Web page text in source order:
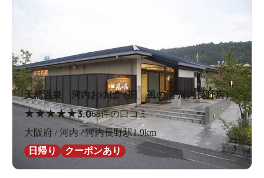
天然温泉 河内おゆば（旧 風の湯 河内長野店）
★★★★★3.068件の口コミ
大阪府 / 河内 / 河内長野駅1.9km
日帰り
クーポンあり